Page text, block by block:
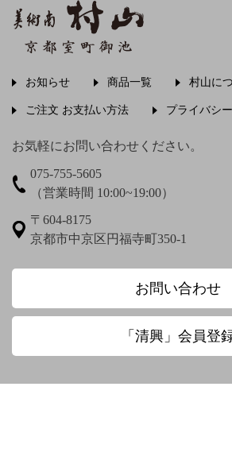
石田波郷 石黒宗麿
梅渓通治
圓珠庵羅城
大田垣蓮月 大田垣蓮月 鈴木百
大田垣蓮月賛 松岡環翠画 大谷
お知らせ 商品一覧 村山に
ご注文 お支払い方法 プライバシ
お気軽にお問い合わせください。
075-755-5605
（営業時間 10:00~19:00）
〒604-8175
京都市中京区円福寺町350-1
お問い合わせ
「清興」会員登